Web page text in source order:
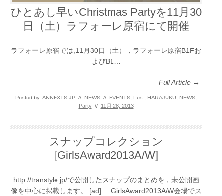
ひとあし早いChristmas Partyを11月30
日（土）ラフォーレ原宿にて開催
ラフォーレ原宿では,11月30日（土），ラフォーレ原宿B1Fお
よびB1…
Full Article →
Posted by: ANNEXTS.JP // NEWS // EVENTS, Fes., HARAJUKU, NEWS,
Party // 11月 28, 2013
スナップコレクション
[GirlsAward2013A/W]
http://transtyle.jp/で公開したスナップのまとめを，未公開画
像を中心に掲載します。 [ad] GirlsAward2013A/W会場でス